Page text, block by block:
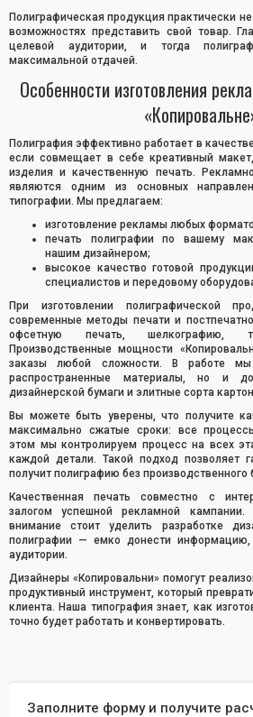
Полиграфическая продукция практически
возможностях представить свой товар.
целевой аудитории, и тогда
максимальной отдачей.
Особенности изготовления
Полиграфия эффективно работает в
если совмещает в себе креативный
изделия и качественную печать.
являются одним из основных
типографии. Мы предлагаем:
изготовление рекламы любых
печать полиграфии по вашему
нашим дизайнером;
высокое качество готовой
специалистов и передовому
При изготовлении полиграфической
современные методы печати и
офсетную печать, шелкографию,
Производственные мощности
заказы любой сложности. В работе
распространенные материалы, но и
дизайнерской бумаги и элитные сорта
Вы можете быть уверены, что получите
максимально сжатые сроки: все
этом мы контролируем процесс на всех
каждой детали. Такой подход позволяет
получит полиграфию без производственного
Качественная печать совместно с
залогом успешной рекламной
внимание стоит уделить разработке
полиграфии — емко донести
аудитории.
Дизайнеры «Копировальни» помогут
продуктивный инструмент, который
клиента. Наша типография знает, как
точно будет работать и конвертировать.
Заполните форму и получите